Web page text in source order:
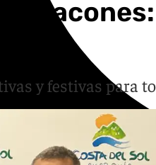
y festivas para